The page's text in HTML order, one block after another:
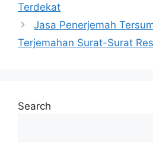
Terdekat
Jasa Penerjemah
Terjemahan Surat-Surat
Search